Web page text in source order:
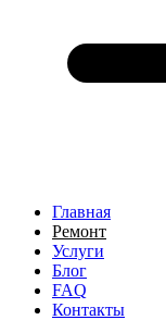
Главная
Ремонт
Услуги
Блог
FAQ
Контакты